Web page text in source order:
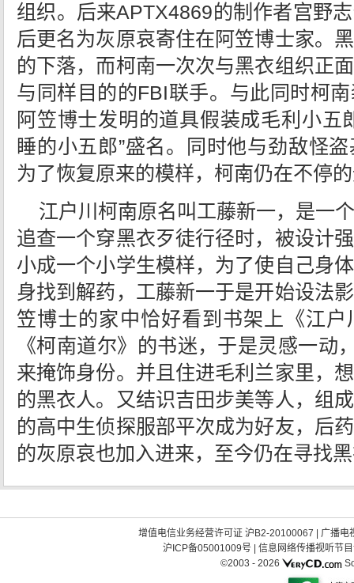
组织。后来APTX4869的制作者宫野
后更名为灰原哀寄住在阿笠博士家。
的下落，而柯南一次次与黑衣组织正
与同样目的的FBI联手。与此同时柯
阿笠博士发明的道具假装成毛利小五
睡的小五郎”盛名。同时他与劲敌怪
为了恢复原来的模样，柯南仍在不停
江户川柯南原名叫工藤新一，是一
追查一个穿黑衣歹徒行径时，被设计
小成一个小学生模样，为了使自己身
身找到解药，工藤新一于是开始设法
笠博士的家中恰好看到书架上《江
《柯南道尔》的书迷，于是灵感一动
来掩饰身份。并且住进毛利兰家里，
的黑衣人。又结识吉田步美等人，组
的高中生侦探服部平次成为好友，后
的灰原哀也加入进来，至今仍在寻找
增值电信业务经营许可证 沪B2-20100067
广播电
沪ICP备05001009号| 信息网络传播视听节
©2003 - 2026